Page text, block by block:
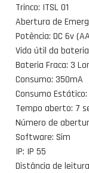
Trinco: ITSL 01
Abertura de
Potência: DC 6v
Vida útil da
Bateria Fraca: 3
Consumo: 350mA
Consumo Estático:
Tempo aberto: 7
Número de
Software: Sim
IP: IP 55
Distância de